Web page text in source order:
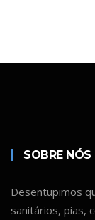
SOBRE NÓS
Desentupimos
sanitários, pias,